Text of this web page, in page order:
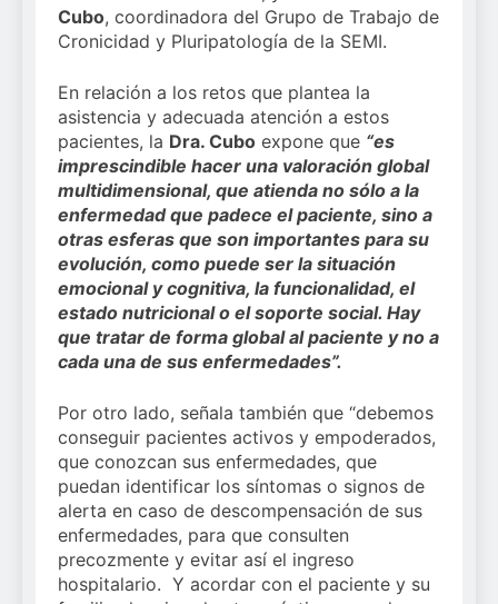
Cubo, coordinadora del Grupo de Trabajo de
Cronicidad y Pluripatología de la SEMI.
En relación a los retos que plantea la
asistencia y adecuada atención a estos
pacientes, la Dra. Cubo expone que “es
imprescindible hacer una valoración global
multidimensional, que atienda no sólo a la
enfermedad que padece el paciente, sino a
otras esferas que son importantes para su
evolución, como puede ser la situación
emocional y cognitiva, la funcionalidad, el
estado nutricional o el soporte social. Hay
que tratar de forma global al paciente y no a
cada una de sus enfermedades”.
Por otro lado, señala también que “debemos
conseguir pacientes activos y empoderados,
que conozcan sus enfermedades, que
puedan identificar los síntomas o signos de
alerta en caso de descompensación de sus
enfermedades, para que consulten
precozmente y evitar así el ingreso
hospitalario. Y acordar con el paciente y su